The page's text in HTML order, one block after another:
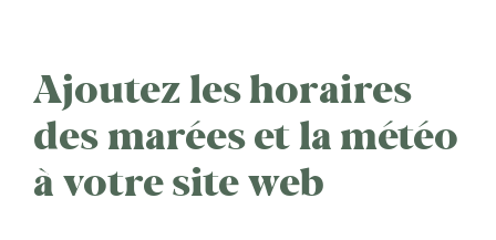
Ajoutez les horaires
des marées et la météo
à votre site web